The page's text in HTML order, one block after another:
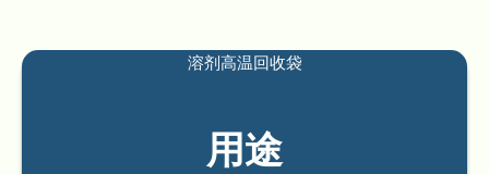
溶剂高温回收袋
用途